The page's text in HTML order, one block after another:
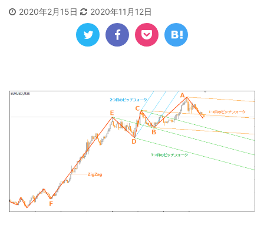
ど
MFI 平滑化MFI １．マネーフローイン
デックス このインジケーターは、MFI
が買 ...
2020年2月15日 2020年11月12日